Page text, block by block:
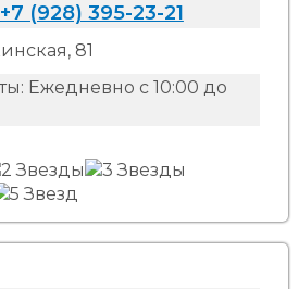
+7 (928) 395-23-21
81
Ежедневно с 10:00 до